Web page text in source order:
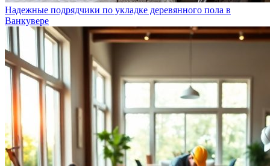
Надежные подрядчики по укладке деревянного пола в
Ванкувере